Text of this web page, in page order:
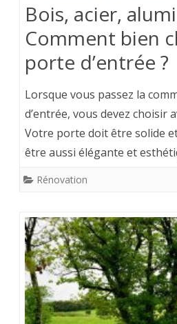
Bois, acier,
Comment bien
porte d’entrée ?
Lorsque vous passez la
d’entrée, vous devez choisir
Votre porte doit être solide
être aussi élégante et
Rénovation